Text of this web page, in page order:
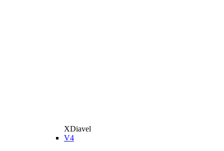
XDiavel
V4